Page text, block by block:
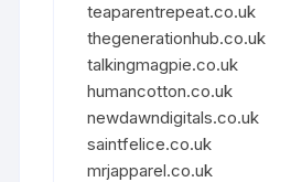
teaparentrepeat.co.uk
thegenerationhub.co.uk
talkingmagpie.co.uk
humancotton.co.uk
newdawndigitals.co.uk
saintfelice.co.uk
mrjapparel.co.uk